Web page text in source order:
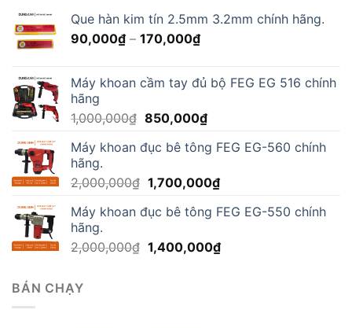
Que hàn kim tín 2.5mm 3.2mm chính hãng.
90,000₫ – 170,000₫Khoảng
90,000₫
170,000₫
Máy khoan cầm tay đủ bộ FEG EG 516 chính
hãng
1,000,000₫ Giá
là:
850,000₫Giá
tại
850,000₫.
Máy khoan đục bê tông FEG EG-560 chính
hãng.
2,000,000₫ Giá
là:
1,700,000₫Giá
tại
1,700,000₫.
Máy khoan đục bê tông FEG EG-550 chính
hãng.
2,000,000₫ Giá
1,400,000₫Giá
BÁN CHẠY